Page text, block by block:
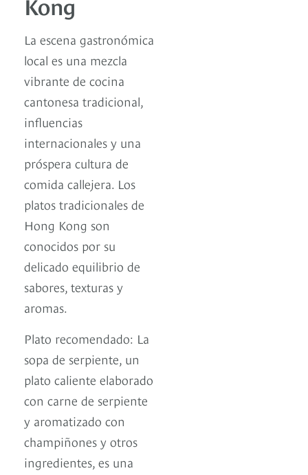
La escena gastronómica
local es una mezcla
vibrante de cocina
cantonesa tradicional,
influencias
internacionales y una
próspera cultura de
comida callejera. Los
platos tradicionales de
Hong Kong son
conocidos por su
delicado equilibrio de
sabores, texturas y
aromas.
Plato recomendado: La
sopa de serpiente, un
plato caliente elaborado
con carne de serpiente
y aromatizado con
champiñones y otros
ingredientes, es una